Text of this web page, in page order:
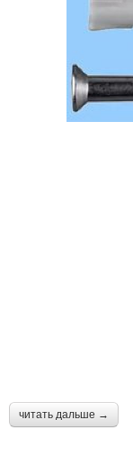
читать дальше →